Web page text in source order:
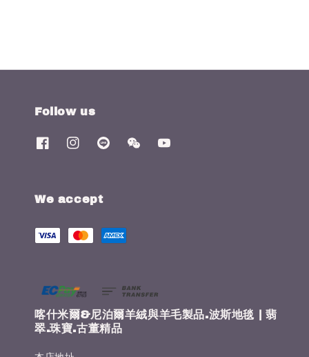
Follow us
We accept
喀什米爾&尼泊爾羊絨與羊毛製品.波斯地毯 | 翡
翠.珠寶.古董精品